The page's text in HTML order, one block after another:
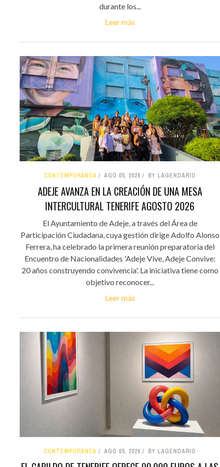
durante los...
Leer más
CONTEMPORÁNEA AGO 05, 2026 BY LAGENDARIO
ADEJE AVANZA EN LA CREACIÓN DE UNA MESA
INTERCULTURAL TENERIFE AGOSTO 2026
El Ayuntamiento de Adeje, a través del Área de
Participación Ciudadana, cuya gestión dirige Adolfo Alonso
Ferrera, ha celebrado la primera reunión preparatoria del
Encuentro de Nacionalidades 'Adeje Vive, Adeje Convive:
20 años construyendo convivencia'. La iniciativa tiene como
objetivo reconocer...
Leer más
CONTEMPORÁNEA AGO 05, 2026 BY LAGENDARIO